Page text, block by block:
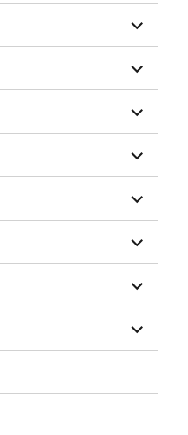
öffnen
öffnen
öffnen
öffnen
öffnen
öffnen
öffnen
öffnen